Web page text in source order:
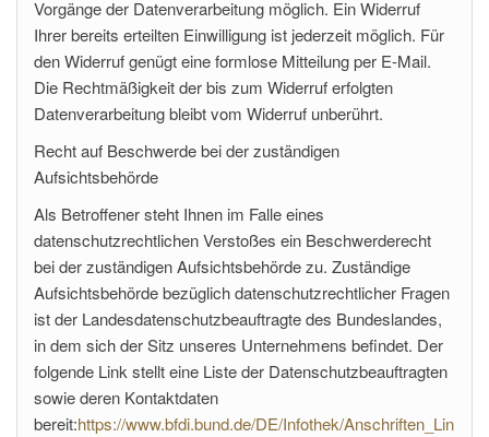
Vorgänge der Datenverarbeitung möglich. Ein Widerruf
Ihrer bereits erteilten Einwilligung ist jederzeit möglich. Für
den Widerruf genügt eine formlose Mitteilung per E-Mail.
Die Rechtmäßigkeit der bis zum Widerruf erfolgten
Datenverarbeitung bleibt vom Widerruf unberührt.
Recht auf Beschwerde bei der zuständigen
Aufsichtsbehörde
Als Betroffener steht Ihnen im Falle eines
datenschutzrechtlichen Verstoßes ein Beschwerderecht
bei der zuständigen Aufsichtsbehörde zu. Zuständige
Aufsichtsbehörde bezüglich datenschutzrechtlicher Fragen
ist der Landesdatenschutzbeauftragte des Bundeslandes,
in dem sich der Sitz unseres Unternehmens befindet. Der
folgende Link stellt eine Liste der Datenschutzbeauftragten
sowie deren Kontaktdaten
bereit:https://www.bfdi.bund.de/DE/Infothek/Anschriften_Lin